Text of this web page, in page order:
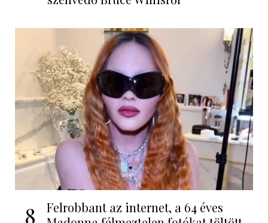
8
Felrobbant az internet, a 64 éves